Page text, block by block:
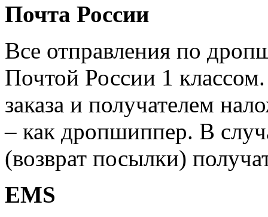
Почта России
Все отправления по
Почтой России 1
заказа и получателем
– как дропшиппер. В
(возврат посылки)
EMS